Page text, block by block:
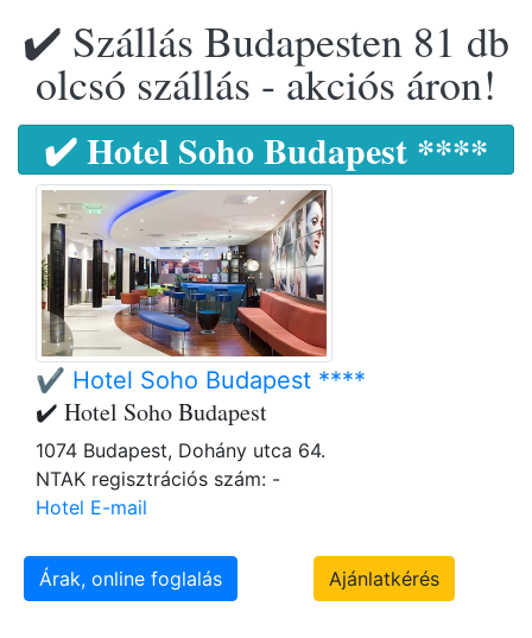
✔️ Szállás Budapesten 81 db
olcsó szállás - akciós áron!
✔️ Hotel Soho Budapest ****
✔️ Hotel Soho Budapest ****
✔️ Hotel Soho Budapest
1074 Budapest, Dohány utca 64.
NTAK regisztrációs szám: -
Hotel E-mail
Árak, online foglalás Ajánlatkérés